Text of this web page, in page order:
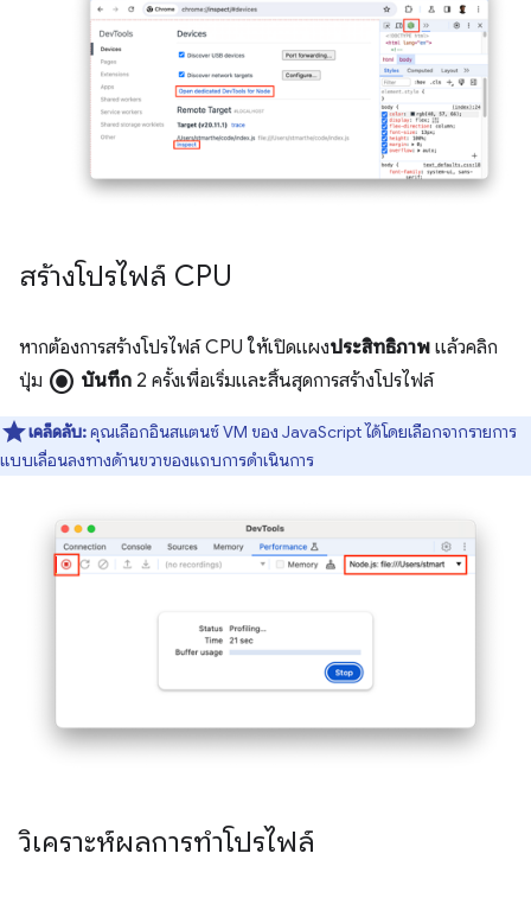
สร้างโปรไฟล์ CPU
หากต้องการสร้างโปรไฟล์ CPU ให้เปิดแผงประสิทธิภาพ แล้วคลิก
ปุ่ม radio_button_checked บันทึก 2 ครั้งเพื่อเริ่มและสิ้นสุดการสร้างโปรไฟล์
เคล็ดลับ:คุณเลือกอินสแตนซ์ VM ของ JavaScript ได้โดยเลือกจากรายการ
แบบเลื่อนลงทางด้านขวาของแถบการดำเนินการ
วิเคราะห์ผลการทำโปรไฟล์